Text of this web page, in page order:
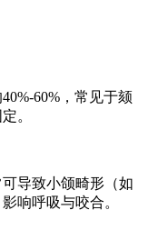
60%，常见于颏
。
导致小颌畸形（如
响呼吸与咬合。